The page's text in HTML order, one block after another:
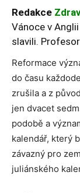
Redakce
Vánoce v
slavili.
Reformace
do času
zrušila a z
jen dvacet
podobě a
kalendář, který
závazný pro
juliánského